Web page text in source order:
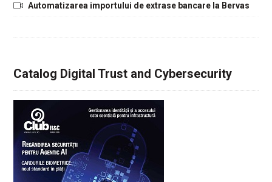
Automatizarea importului de extrase bancare la Bervas
Catalog Digital Trust and Cybersecurity